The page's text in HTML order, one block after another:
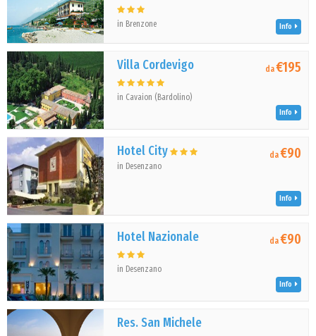
in Brenzone Info
Villa Cordevigo
in Cavaion (Bardolino)
da€195
Info
Hotel City
in Desenzano
da€90
Info
Hotel Nazionale
in Desenzano
da€90
Info
Res. San Michele